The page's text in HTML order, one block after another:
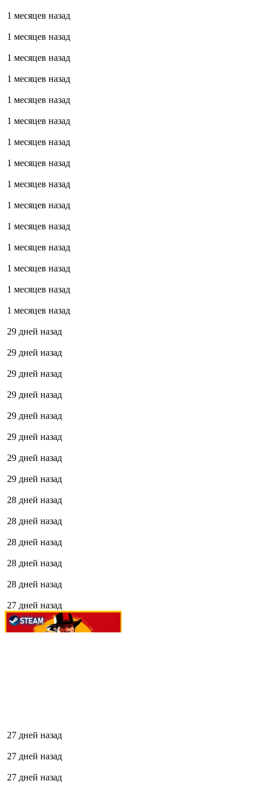
1 месяцев назад
1 месяцев назад
1 месяцев назад
1 месяцев назад
1 месяцев назад
1 месяцев назад
1 месяцев назад
1 месяцев назад
1 месяцев назад
1 месяцев назад
1 месяцев назад
1 месяцев назад
1 месяцев назад
1 месяцев назад
1 месяцев назад
29 дней назад
29 дней назад
29 дней назад
29 дней назад
29 дней назад
29 дней назад
29 дней назад
29 дней назад
28 дней назад
28 дней назад
28 дней назад
28 дней назад
28 дней назад
27 дней назад
27 дней назад
27 дней назад
27 дней назад